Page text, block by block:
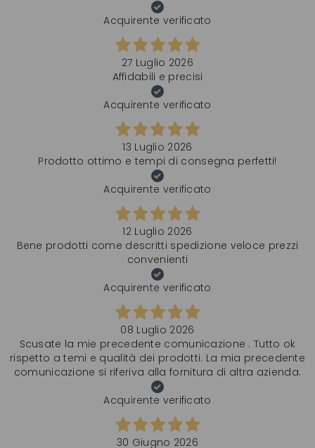
Acquirente verificato
27 Luglio 2026
Affidabili e precisi
Acquirente verificato
13 Luglio 2026
Prodotto ottimo e tempi di consegna perfetti!
Acquirente verificato
12 Luglio 2026
Bene prodotti come descritti spedizione veloce prezzi
convenienti
Acquirente verificato
08 Luglio 2026
Scusate la mie precedente comunicazione . Tutto ok
rispetto a temi e qualità dei prodotti. La mia precedente
comunicazione si riferiva alla fornitura di altra azienda.
Acquirente verificato
30 Giugno 2026